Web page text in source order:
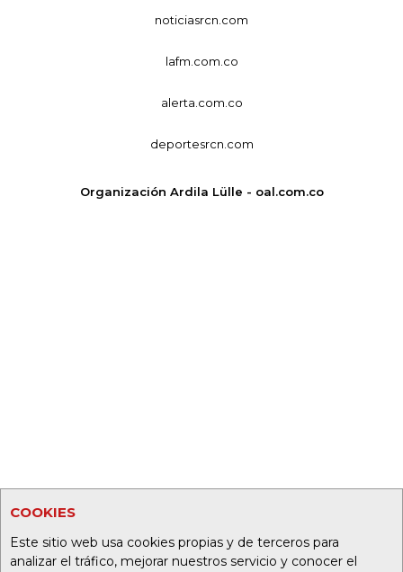
COOKIES
Este sitio web usa cookies propias y de terceros para
analizar el tráfico, mejorar nuestros servicio y conocer el
noticiasrcn.com
lafm.com.co
alerta.com.co
deportesrcn.com
Organización Ardila Lülle - oal.com.co